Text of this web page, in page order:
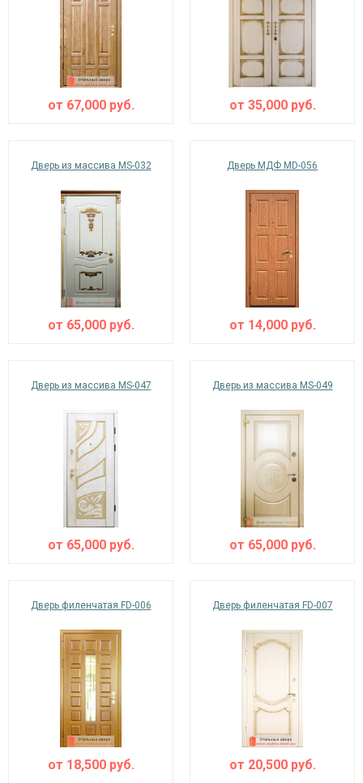
от 67,000руб. от 35,000руб.
Дверь из массива MS-032
от 65,000руб.
Дверь МДФ MD-056
от 14,000руб.
Дверь из массива MS-047
от 65,000руб.
Дверь из массива MS-049
от 65,000руб.
Дверь филенчатая FD-006
от 18,500руб.
Дверь филенчатая FD-007
от 20,500руб.